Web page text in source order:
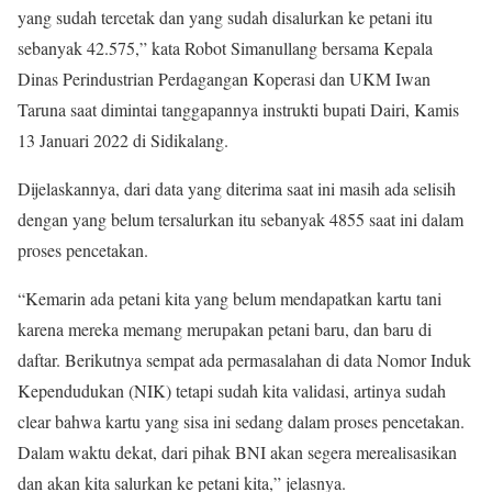
yang sudah tercetak dan yang sudah disalurkan ke petani itu
sebanyak 42.575,” kata Robot Simanullang bersama Kepala
Dinas Perindustrian Perdagangan Koperasi dan UKM Iwan
Taruna saat dimintai tanggapannya instrukti bupati Dairi, Kamis
13 Januari 2022 di Sidikalang.
Dijelaskannya, dari data yang diterima saat ini masih ada selisih
dengan yang belum tersalurkan itu sebanyak 4855 saat ini dalam
proses pencetakan.
“Kemarin ada petani kita yang belum mendapatkan kartu tani
karena mereka memang merupakan petani baru, dan baru di
daftar. Berikutnya sempat ada permasalahan di data Nomor Induk
Kependudukan (NIK) tetapi sudah kita validasi, artinya sudah
clear bahwa kartu yang sisa ini sedang dalam proses pencetakan.
Dalam waktu dekat, dari pihak BNI akan segera merealisasikan
dan akan kita salurkan ke petani kita,” jelasnya.